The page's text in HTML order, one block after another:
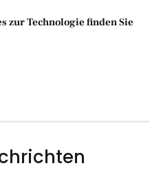
zur Technologie finden Sie